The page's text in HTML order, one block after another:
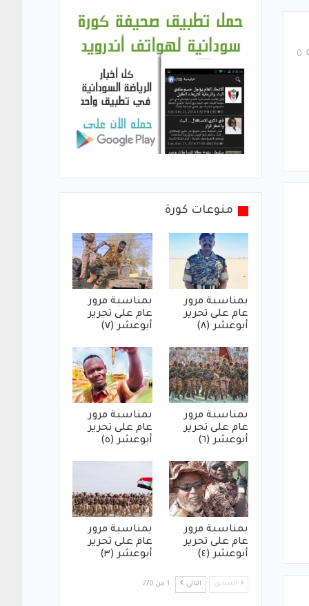
منوعات كورة
بمناسبة مرور
عام على تحرير
أبوعشر (٨)
بمناسبة مرور
عام على تحرير
أبوعشر (٧)
بمناسبة مرور
عام على تحرير
أبوعشر (٦)
بمناسبة مرور
عام على تحرير
أبوعشر (٥)
بمناسبة مرور
عام على تحرير
أبوعشر (٤)
بمناسبة مرور
عام على تحرير
أبوعشر (٣)
السابق التالي 1 من 270